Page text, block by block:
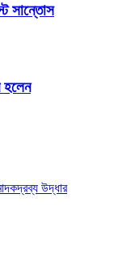
সান্তোস
হলেন
উদ্ধার